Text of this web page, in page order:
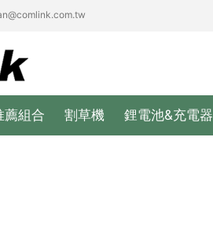
薦組合 割草機 鋰電池&充電器